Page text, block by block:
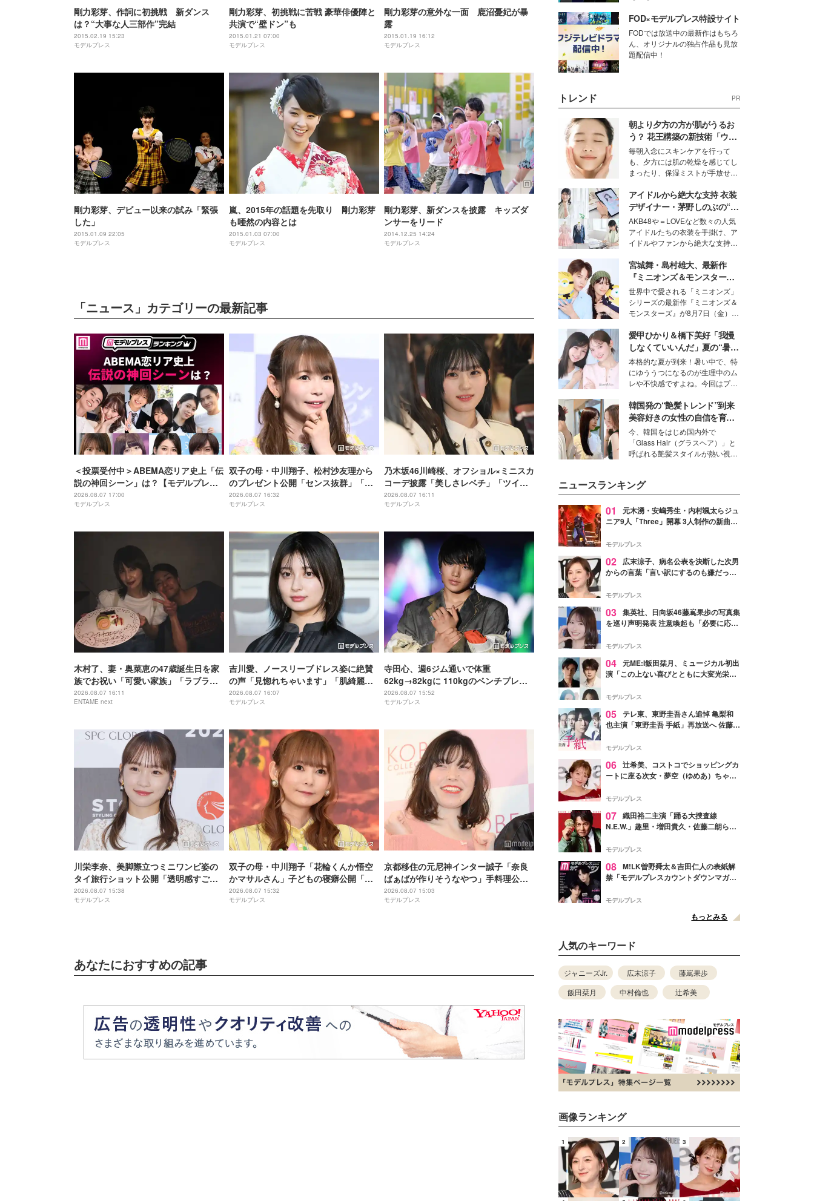
剛力彩芽、作詞に初挑戦 新ダンス
は？“大事な人三部作”完結
2015.02.19 15:23
モデルプレス
剛力彩芽、初挑戦に苦戦 豪華俳優陣と
共演で“壁ドン”も
2015.01.21 07:00
モデルプレス
剛力彩芽の意外な一面 鹿沼憂妃が暴
露
2015.01.19 16:12
モデルプレス
剛力彩芽、デビュー以来の試み「緊張
した」
2015.01.09 22:05
モデルプレス
嵐、2015年の話題を先取り 剛力彩芽
も唖然の内容とは
2015.01.03 07:00
モデルプレス
剛力彩芽、新ダンスを披露 キッズダ
ンサーをリード
2014.12.25 14:24
モデルプレス
「ニュース」カテゴリーの最新記事
＜投票受付中＞ABEMA恋リア史上「伝
説の神回シーン」は？【モデルプレス
ランキング】
2026.08.07 17:00
モデルプレス
双子の母・中川翔子、松村沙友理から
のプレゼント公開「センス抜群」「も
らったら嬉しい」と反響
2026.08.07 16:32
モデルプレス
乃木坂46川崎桜、オフショル×ミニスカ
コーデ披露「美しさレベチ」「ツイン
テール最高」の声
2026.08.07 16:11
モデルプレス
木村了、妻・奥菜恵の47歳誕生日を家
族でお祝い「可愛い家族」「ラブラブ
ですね」の声
2026.08.07 16:11
ENTAME next
吉川愛、ノースリーブドレス姿に絶賛
の声「見惚れちゃいます」「肌綺麗す
ぎる」
2026.08.07 16:07
モデルプレス
寺田心、週6ジム通いで体重
62kg→82kgに 110kgのベンチプレス
持ち上げる姿披露「胸板の厚みすご
い」「かっこいい」と反響
2026.08.07 15:52
モデルプレス
川栄李奈、美脚際立つミニワンピ姿の
タイ旅行ショット公開「透明感すご
い」「脚が真っ直ぐで綺麗」
2026.08.07 15:38
モデルプレス
双子の母・中川翔子「花輪くんか悟空
かマサルさん」子どもの寝癖公開「芸
術的」「クセが強い」と反響
2026.08.07 15:32
モデルプレス
京都移住の元尼神インター誠子「奈良
ばぁばが作りそうなやつ」手料理公開
「アレンジのセンスが抜群」「こんが
り焼き色が最高」と反響
2026.08.07 15:03
モデルプレス
あなたにおすすめの記事
FOD×モデルプレス特設サイト
FODでは放送中の最新作はもちろ
ん、オリジナルの独占作品も見放
題配信中！
トレンド PR
朝より夕方の方が肌がうるお
う？ 花王構築の新技術「ウォ
ーターキャプチャリングスキ
ン（捕水肌）」がスキンケア
の常識を変える予感
毎朝入念にスキンケアを行って
も、夕方には肌の乾燥を感じてし
まったり、保湿ミストが手放せな
な美容の常識を大きく変える可能
性を秘めた、革新的な「Water
Capturing Skin（ウォーターキャ
プチャリングスキン：捕水肌）」
技術を、花王が構築した。
アイドルから絶大な支持 衣装
デザイナー・茅野しのぶの“可
愛い”を作る美学＜「シチズン
クロスシー」インタビュー＞
AKB48や＝LOVEなど数々の人気
アイドルたちの衣装を手掛け、ア
イドルやファンから絶大な支持を
取締役兼クリエイティブディレク
ター・茅野しのぶ。一人ひとりの
個性に寄り添い、魅力を引き出す
衣装作りは、多くの女性たちに勇
気と自信を与え続けている。
宮城舞・島村雄大、最新作
『ミニオンズ＆モンスター
ズ』の魅力熱弁 ハチャメチャ
だけじゃない“友情と絆”に感
動
世界中で愛される「ミニオンズ」
シリーズの最新作『ミニオンズ＆
モンスターズ』が8月7日（金）に
ニオン好き”という共通点を持つモ
デルの宮城舞と島村雄大の特別対
談をお届け！それぞれの視点か
ら、今作ならではの魅力や予想外
の感動をもたらす奥深いストーリ
ーについて熱く語り合ってもらっ
た。
愛甲ひかり＆橋下美好「我慢
しなくていいんだ」夏の“暑さ
対策”の新しい選択肢とは？
本格的な夏が到来！暑い中で、特
にゆううつになるのが生理中のム
レや不快感ですよね。今回はプラ
モデル・愛甲ひかりさんと橋下美
好さんを迎えて本音で女子会トー
ク。猛暑のお出かけを快適に過ご
すヒントや、2人が感動した夏の
生理の新常識にも迫りました。
韓国発の“艶髪トレンド”到来
美容好きの女性の自信を育む
「ヘアケア事情」って？
今、韓国をはじめ国内外で
「Glass Hair（グラスヘア）」と
呼ばれる艶髪スタイルが熱い視線
して、“髪そのものの美しさ”に改
めて注目する人が増えている様
子。今回は、そんな憧れの艶やか
な髪を日常で叶える、美容好きの
ます。
ニュースランキング
01
元木湧・安嶋秀生・内村颯太らジュ
ニア9人「Three」開幕 3人制作の新曲＆
進んで夢を掴みたい」【ゲネプロレポ】
モデルプレス
02
広末涼子、病名公表を決断した次男
からの言葉「言い訳にするのも嫌だっ
モデルプレス
03 集英社、日向坂46藤嶌果歩の写真集
を巡り声明発表 注意喚起も「必要に応じ
モデルプレス
04 元ME:I飯田栞月、ミュージカル初出
演「この上ない喜びとともに大変光栄」
ャスト発表
モデルプレス
05 テレ東、東野圭吾さん追悼 亀梨和
也主演「東野圭吾 手紙」再放送へ 佐藤隆
モデルプレス
06 辻希美、コストコでショッピングカ
ートに座る次女・夢空（ゆめあ）ちゃん
ぎ」「成長を感じる」の声
モデルプレス
07 織田裕二主演「踊る大捜査線
N.E.W.」趣里・増田貴久・佐藤二朗ら新
徴する“謎のキーワード”も
モデルプレス
08 M!LK曽野舜太＆吉田仁人の表紙解
禁「モデルプレスカウントダウンマガジ
モデルプレス
もっとみる
人気のキーワード
ジャニーズJr. 広末涼子
藤嶌果歩
飯田栞月
中村倫也 辻希美
画像ランキング
1 2 3